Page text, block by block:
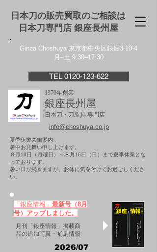
日本刀の販売買取のご相談は
日本刀専門店 銀座⻑州屋
Ginza Choshuya 東京都中央区銀座3-10-4
月–土 9:30–17:30
TEL 0120-123-622
1970年創業
銀座長州屋
日本刀・刀装具 専門店
info@choshuya.co.jp
夏季休業の御案内
暑中お見舞い申し上げます。
８月10日（月曜日）～８月16日（日）まで夏季休業とな
っております。
​暑い日が続きますが、お体に気を付けてお過ごしくださ
い。
「銀座情報」 最新号（8月
号）アップしました。
月刊「銀座情報」掲載商
品の追加写真・補足情報
2026/07